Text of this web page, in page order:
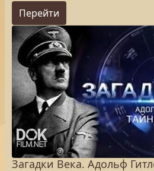
Перейти
Загадки Века. Адольф